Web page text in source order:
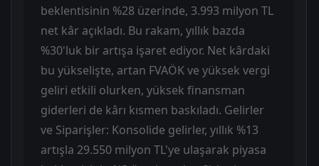
beklentisinin %28 üzerinde, 3.993 milyon TL
net kâr açıkladı. Bu rakam, yıllık bazda
%30'luk bir artışa işaret ediyor. Net kârdaki
bu yükselişte, artan FVAÖK ve yüksek vergi
geliri etkili olurken, yüksek finansman
giderleri de kârı kısmen baskıladı. Gelirler
ve Siparişler: Konsolide gelirler, yıllık %13
artışla 29.550 milyon TL'ye ulaşarak piyasa